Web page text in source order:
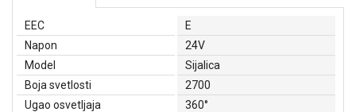
EEC
E
Napon
24V
Model
Sijalica
Boja svetlosti
2700
Ugao osvetljaja
360°